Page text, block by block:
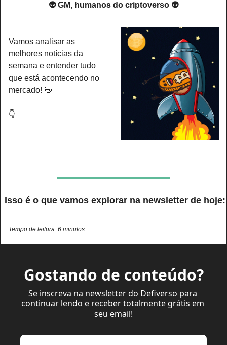
👽 GM, humanos do criptoverso 👽
Vamos analisar as
melhores notícias da
semana e entender tudo
que está acontecendo no
mercado! 🖖
👇
Isso é o que vamos explorar na newsletter de hoje:
Tempo de leitura: 6 minutos
Gostando de conteúdo?
Se inscreva na newsletter do Defiverso para
continuar lendo e receber totalmente grátis em
seu email!